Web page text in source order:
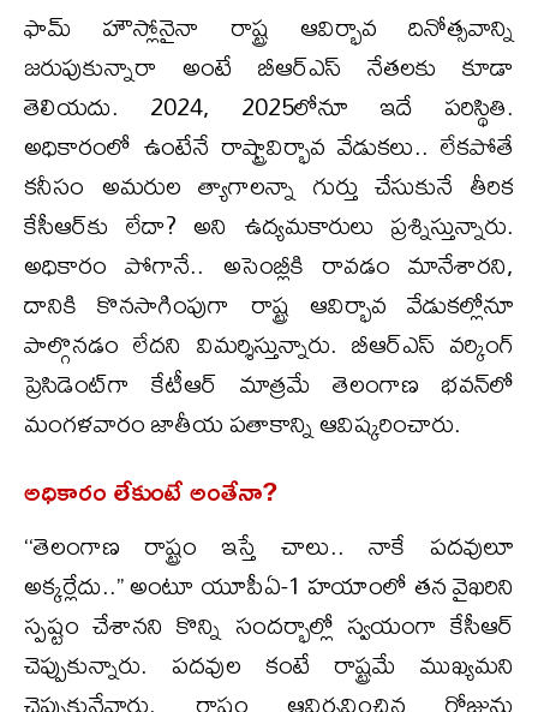
ఫామ్ హౌస్లోనైనా రాష్ట్ర ఆవిర్భావ దినోత్సవాన్ని
జరుపుకున్నారా అంటే బీఆర్​ఎస్​ నేతలకు కూడా
తెలియదు. 2024, 2025లోనూ ఇదే పరిస్థితి.
అధికారంలో ఉంటేనే రాష్ట్రావిర్భావ వేడుకలు.. లేకపోతే
కనీసం అమరుల త్యాగాలన్నా గుర్తు చేసుకునే తీరిక
కేసీఆర్‌కు లేదా? అని ఉద్యమకారులు ప్రశ్నిస్తున్నారు.
అధికారం పోగానే.. అసెంబ్లీకి రావడం మానేశారని,
దానికి కొనసాగింపుగా రాష్ట్ర ఆవిర్భావ వేడుకల్లోనూ
పాల్గొనడం లేదని విమర్శిస్తున్నారు. బీఆర్ఎస్ వర్కింగ్
ప్రెసిడెంట్‌గా కేటీఆర్ మాత్రమే తెలంగాణ భవన్‌లో
మంగళవారం జాతీయ పతాకాన్ని ఆవిష్కరించారు.
అధికారం లేకుంటే అంతేనా?
‘‘తెలంగాణ రాష్ట్రం ఇస్తే చాలు.. నాకే పదవులూ
అక్కర్లేదు..’’ అంటూ యూపీఏ-1 హయాంలో తన వైఖరిని
స్పష్టం చేశానని కొన్ని సందర్భాల్లో స్వయంగా కేసీఆర్
చెప్పుకున్నారు. పదవుల కంటే రాష్ట్రమే ముఖ్యమని